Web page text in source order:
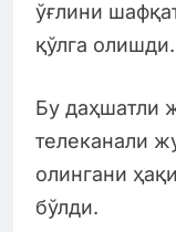
ўғлини
қўлга олишди.
Бу даҳшатли
телеканали
олингани
бўлди.